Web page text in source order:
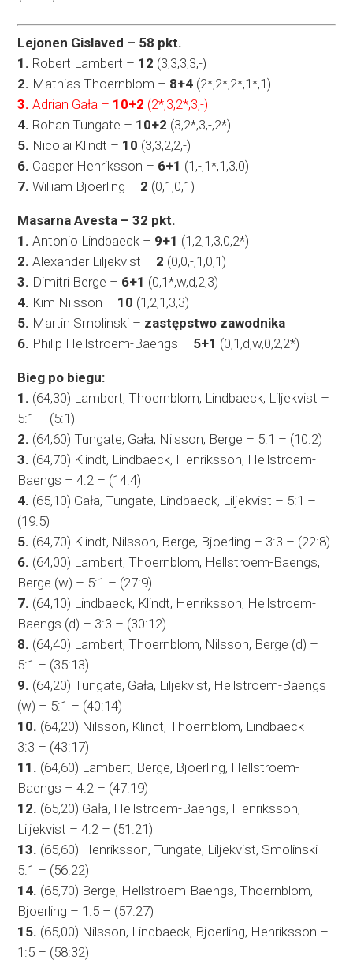
Lejonen Gislaved – 58 pkt.
1. Robert Lambert – 12 (3,3,3,3,-)
2. Mathias Thoernblom – 8+4 (2*,2*,2*,1*,1)
3. Adrian Gała – 10+2 (2*,3,2*,3,-)
4. Rohan Tungate – 10+2 (3,2*,3,-,2*)
5. Nicolai Klindt – 10 (3,3,2,2,-)
6. Casper Henriksson – 6+1 (1,-,1*,1,3,0)
7. William Bjoerling – 2 (0,1,0,1)
Masarna Avesta – 32 pkt.
1. Antonio Lindbaeck – 9+1 (1,2,1,3,0,2*)
2. Alexander Liljekvist – 2 (0,0,-,1,0,1)
3. Dimitri Berge – 6+1 (0,1*,w,d,2,3)
4. Kim Nilsson – 10 (1,2,1,3,3)
5. Martin Smolinski – zastępstwo zawodnika
6. Philip Hellstroem-Baengs – 5+1 (0,1,d,w,0,2,2*)
Bieg po biegu:
1. (64,30) Lambert, Thoernblom, Lindbaeck, Liljekvist –
5:1 – (5:1)
2. (64,60) Tungate, Gała, Nilsson, Berge – 5:1 – (10:2)
3. (64,70) Klindt, Lindbaeck, Henriksson, Hellstroem-
Baengs – 4:2 – (14:4)
4. (65,10) Gała, Tungate, Lindbaeck, Liljekvist – 5:1 –
(19:5)
5. (64,70) Klindt, Nilsson, Berge, Bjoerling – 3:3 – (22:8)
6. (64,00) Lambert, Thoernblom, Hellstroem-Baengs,
Berge (w) – 5:1 – (27:9)
7. (64,10) Lindbaeck, Klindt, Henriksson, Hellstroem-
Baengs (d) – 3:3 – (30:12)
8. (64,40) Lambert, Thoernblom, Nilsson, Berge (d) –
5:1 – (35:13)
9. (64,20) Tungate, Gała, Liljekvist, Hellstroem-Baengs
(w) – 5:1 – (40:14)
10. (64,20) Nilsson, Klindt, Thoernblom, Lindbaeck –
3:3 – (43:17)
11. (64,60) Lambert, Berge, Bjoerling, Hellstroem-
Baengs – 4:2 – (47:19)
12. (65,20) Gała, Hellstroem-Baengs, Henriksson,
Liljekvist – 4:2 – (51:21)
13. (65,60) Henriksson, Tungate, Liljekvist, Smolinski –
5:1 – (56:22)
14. (65,70) Berge, Hellstroem-Baengs, Thoernblom,
Bjoerling – 1:5 – (57:27)
15. (65,00) Nilsson, Lindbaeck, Bjoerling, Henriksson –
1:5 – (58:32)